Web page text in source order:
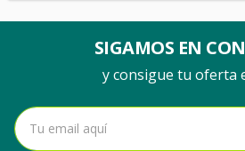
SIGAMOS EN
y consigue tu oferta